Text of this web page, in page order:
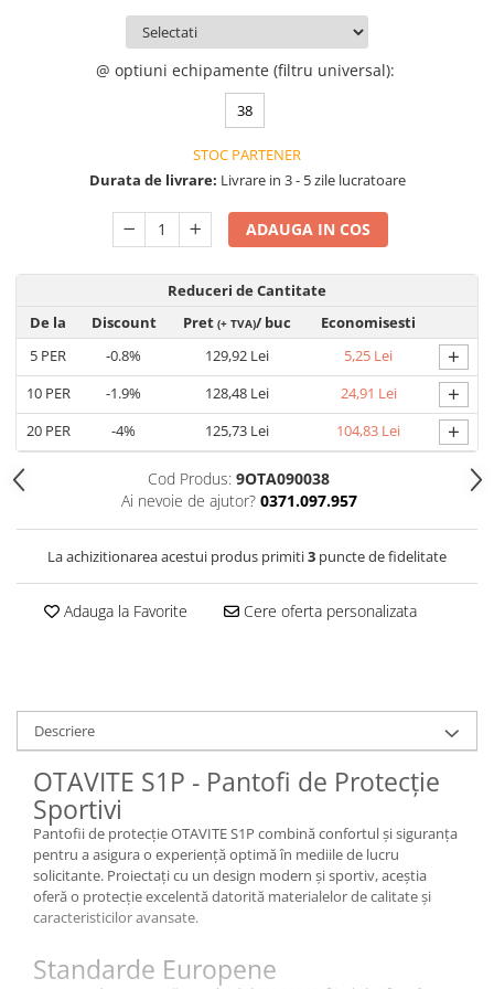
Veste reflectorizante (HI-VIS)
Tricouri si bluze reflectorizante (HI-
Accesorii reflectorizante (HI-VIS)
Costume | Combinezoane
Antichimice | Multirisc
Halate | Sorturi Antichimice |
Multirisc
Jachete | Bluze Antichimice |
Multirisc
Pantaloni Antichimici | Multirisc
Îmbrăcăminte IGNIFUGĂ (ANTI-
FLACĂRĂ)
Jambiere Ignifuge
Costume | Combinezoane Ignifuge
Mânecuțe Ignifuge
Pantofi
Pantofi outdoor
Pantofi de lucru O1
Pantofi de lucru O2
Pantofi de protecție S1
Pantofi de protecție OB
Pantofi de protecție SB
Pantofi de protecție S1P
Pantofi de protecție S2
Pantofi de protecție S3
@ optiuni echipamente (filtru universal):
38
STOC PARTENER
Durata de livrare: Livrare in 3 - 5 zile lucratoare
ADAUGA IN COS
Reduceri de Cantitate
De la
Discount Pret (+ TVA)/ buc
Economisesti
5 PER -0.8% 129,92 Lei 5,25 Lei +
10PER -1.9% 128,48 Lei 24,91 Lei +
20PER -4% 125,73 Lei 104,83 Lei +
Cod Produs: 9OTA090038
Ai nevoie de ajutor? 0371.097.957
La achizitionarea acestui produs primiti3 puncte de fidelitate
Adauga la Favorite Cere oferta personalizata
Descriere
OTAVITE S1P - Pantofi de Protecție
Sportivi
Pantofii de protecție OTAVITE S1P combină confortul și siguranța
pentru a asigura o experiență optimă în mediile de lucru
solicitante. Proiectați cu un design modern și sportiv, aceștia
oferă o protecție excelentă datorită materialelor de calitate și
caracteristicilor avansate.
Standarde Europene